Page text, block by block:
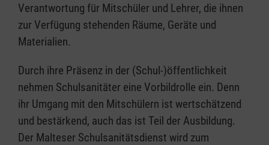
Verantwortung für Mitschüler und Lehrer, die ihnen
zur Verfügung stehenden Räume, Geräte und
Materialien.
Durch ihre Präsenz in der (Schul-)öffentlichkeit
nehmen Schulsanitäter eine Vorbildrolle ein. Denn
ihr Umgang mit den Mitschülern ist wertschätzend
und bestärkend, auch das ist Teil der Ausbildung.
Der Malteser Schulsanitätsdienst wird zum